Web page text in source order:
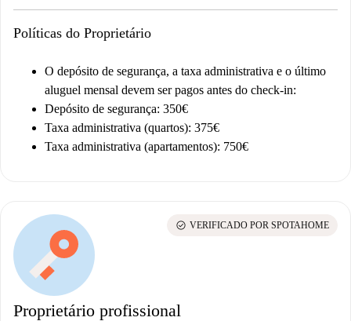
Políticas do Proprietário
O depósito de segurança, a taxa administrativa e o último
aluguel mensal devem ser pagos antes do check-in:
Depósito de segurança: 350€
Taxa administrativa (quartos): 375€
Taxa administrativa (apartamentos): 750€
Proprietário profissional
check_circle VERIFICADO POR SPOTAHOME